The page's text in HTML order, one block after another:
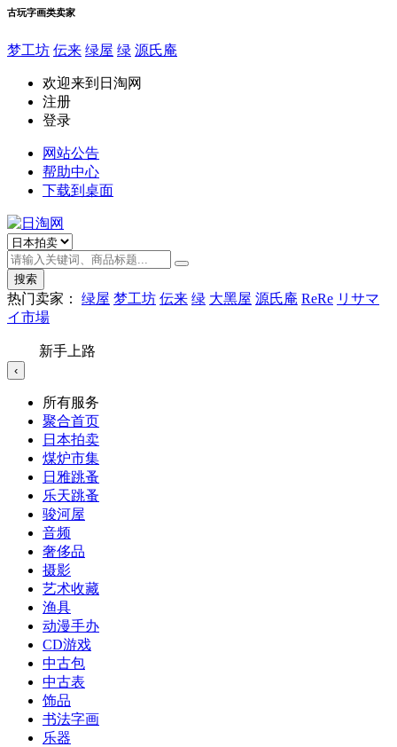
古玩字画类卖家
梦工坊 伝来 绿屋 绿 源氏庵
欢迎来到日淘网
注册
登录
网站公告
帮助中心
下载到桌面
搜索
热门卖家： 绿屋 梦工坊 伝来 绿 大黑屋 源氏庵 ReRe リサマ
イ市場
新手上路
‹
所有服务
聚合首页
日本拍卖
煤炉市集
日雅跳蚤
乐天跳蚤
骏河屋
音频
奢侈品
摄影
艺术收藏
渔具
动漫手办
CD游戏
中古包
中古表
饰品
书法字画
乐器